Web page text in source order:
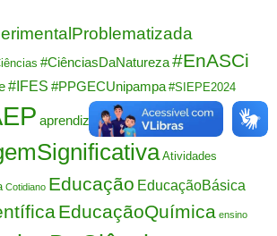
#CiênciasDaNatureza#EnASCi
#IFES #PPGECUnipampa #SIEPE2024
aprendizagem
Atividades
Cotidiano Educação EducaçãoBásica
EducaçãoQuímica ensino